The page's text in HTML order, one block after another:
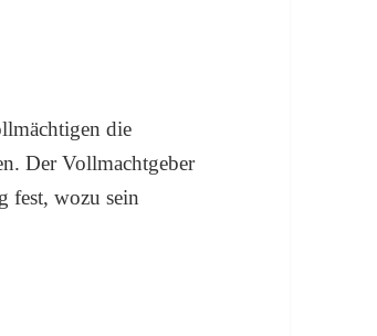
die
Der Vollmachtgeber
fest, wozu sein